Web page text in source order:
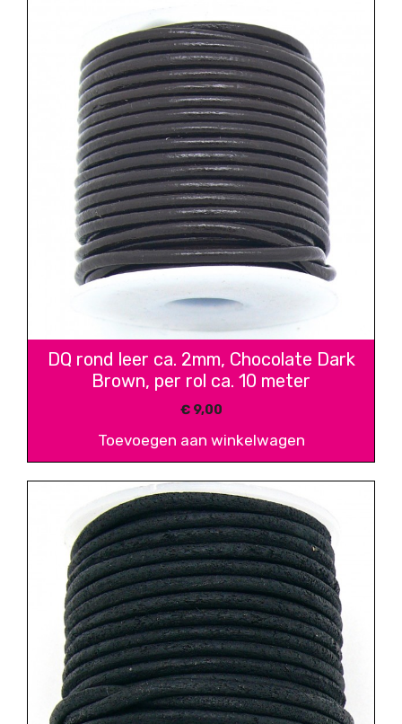
DQ rond leer ca. 2mm, Chocolate Dark
Brown, per rol ca. 10 meter
€9,00
Toevoegen aan winkelwagen